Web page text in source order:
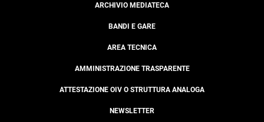
ARCHIVIO MEDIATECA
BANDI E GARE
AREA TECNICA
AMMINISTRAZIONE TRASPARENTE
ATTESTAZIONE OIV O STRUTTURA ANALOGA
NEWSLETTER